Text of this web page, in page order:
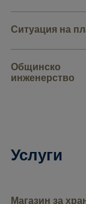
Ситуация на
Общинско
инженерство
Услуги
Магазин за